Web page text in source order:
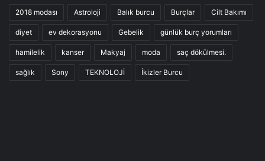
2018 modası Astroloji Balık burcu Burçlar Cilt Bakımı
diyet ev dekorasyonu Gebelik günlük burç yorumları
hamilelik kanser Makyaj moda saç dökülmesi.
sağlık Sony TEKNOLOJİ İkizler Burcu